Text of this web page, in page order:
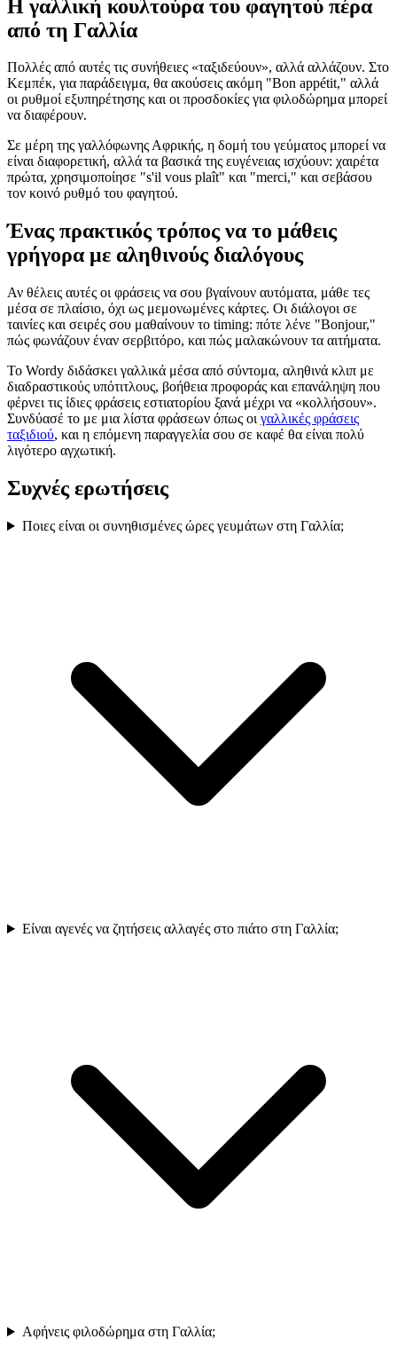
Η γαλλική κουλτούρα του φαγητού πέρα
από τη Γαλλία
Πολλές από αυτές τις συνήθειες «ταξιδεύουν», αλλά αλλάζουν. Στο
Κεμπέκ, για παράδειγμα, θα ακούσεις ακόμη "Bon appétit," αλλά
οι ρυθμοί εξυπηρέτησης και οι προσδοκίες για φιλοδώρημα μπορεί
να διαφέρουν.
Σε μέρη της γαλλόφωνης Αφρικής, η δομή του γεύματος μπορεί να
είναι διαφορετική, αλλά τα βασικά της ευγένειας ισχύουν: χαιρέτα
πρώτα, χρησιμοποίησε "s'il vous plaît" και "merci," και σεβάσου
τον κοινό ρυθμό του φαγητού.
Ένας πρακτικός τρόπος να το μάθεις
γρήγορα με αληθινούς διαλόγους
Αν θέλεις αυτές οι φράσεις να σου βγαίνουν αυτόματα, μάθε τες
μέσα σε πλαίσιο, όχι ως μεμονωμένες κάρτες. Οι διάλογοι σε
ταινίες και σειρές σου μαθαίνουν το timing: πότε λένε "Bonjour,"
πώς φωνάζουν έναν σερβιτόρο, και πώς μαλακώνουν τα αιτήματα.
Το Wordy διδάσκει γαλλικά μέσα από σύντομα, αληθινά κλιπ με
διαδραστικούς υπότιτλους, βοήθεια προφοράς και επανάληψη που
φέρνει τις ίδιες φράσεις εστιατορίου ξανά μέχρι να «κολλήσουν».
Συνδύασέ το με μια λίστα φράσεων όπως οι γαλλικές φράσεις
ταξιδιού, και η επόμενη παραγγελία σου σε καφέ θα είναι πολύ
λιγότερο αγχωτική.
Συχνές ερωτήσεις
Ποιες είναι οι συνηθισμένες ώρες γευμάτων στη Γαλλία;
Είναι αγενές να ζητήσεις αλλαγές στο πιάτο στη Γαλλία;
Αφήνεις φιλοδώρημα στη Γαλλία;